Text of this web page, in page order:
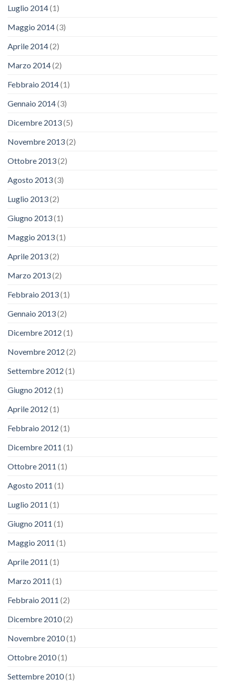
Luglio 2014(1)
Maggio 2014(3)
Aprile 2014(2)
Marzo 2014(2)
Febbraio 2014(1)
Gennaio 2014(3)
Dicembre 2013(5)
Novembre 2013(2)
Ottobre 2013(2)
Agosto 2013(3)
Luglio 2013(2)
Giugno 2013(1)
Maggio 2013(1)
Aprile 2013(2)
Marzo 2013(2)
Febbraio 2013(1)
Gennaio 2013(2)
Dicembre 2012 (1)
Novembre 2012 (2)
Settembre 2012 (1)
Giugno 2012 (1)
Aprile 2012 (1)
Febbraio 2012 (1)
Dicembre 2011 (1)
Ottobre 2011 (1)
Agosto 2011 (1)
Luglio 2011 (1)
Giugno 2011 (1)
Maggio 2011 (1)
Aprile 2011 (1)
Marzo 2011 (1)
Febbraio 2011 (2)
Dicembre 2010(2)
Novembre 2010(1)
Ottobre 2010(1)
Settembre 2010(1)